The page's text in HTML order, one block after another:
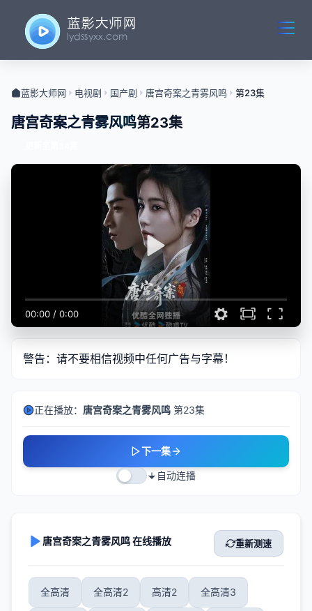
蓝影大师网 电视剧 国产剧 唐宫奇案之青雾风鸣 第23集
唐宫奇案之青雾风鸣第23集
00:00 / 0:00
警告：请不要相信视频中任何广告与字幕！
正在播放： 唐宫奇案之青雾风鸣 第23集
下一集
自动连播
唐宫奇案之青雾风鸣 在线播放 重新测速
全高清 全高清2 高清2 全高清3